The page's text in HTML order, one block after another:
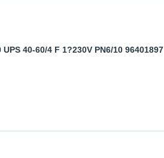
40-60/4 F 1?230V PN6/10 96401897